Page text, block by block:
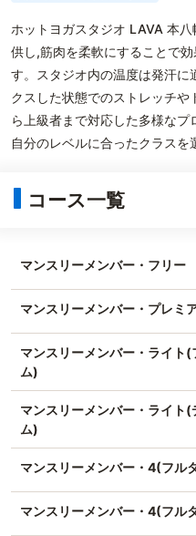
ホットヨガスタジオ LAVA 本
供し,筋肉を柔軟にすることで
す。スタジオ内の温度は発汗に
クスした状態でのストレッチ
ら上級者まで対応した多様な
自分のレベルに合ったクラスを
コース一覧
マンスリーメンバー・フリー
マンスリーメンバー・プレミ
マンスリーメンバー・ライト(
ム)
マンスリーメンバー・ライト(
ム)
マンスリーメンバー・4(フル
マンスリーメンバー・4(フル